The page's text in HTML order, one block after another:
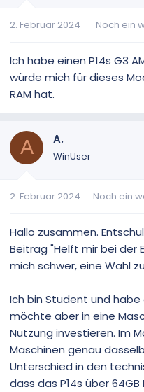
2. Februar 2024 Noch ein
Ich habe einen P14s G3
würde mich für dieses
RAM hat.
A A.
WinUser
2. Februar 2024 Noch ein
Hallo zusammen.
Beitrag "Helft mir bei der
mich schwer, eine Wahl
Ich bin Student und
möchte aber in eine
Nutzung investieren. Im
Maschinen genau
Unterschied in den
dass das P14s über